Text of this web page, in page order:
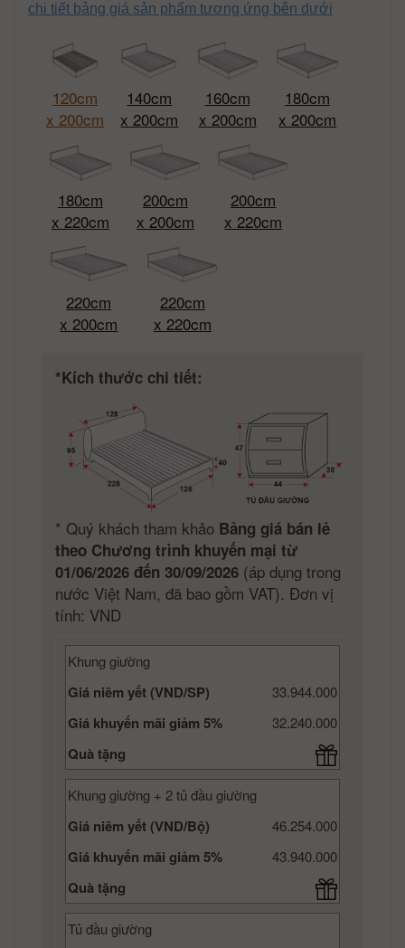
chi tiết bảng giá sản phẩm tương ứng bên dưới
120cm
x 200cm
140cm
x 200cm
160cm
x 200cm
180cm
x 200cm
180cm
x 220cm
200cm
x 200cm
200cm
x 220cm
220cm
x 200cm
220cm
x 220cm
*Kích thước chi tiết:
* Quý khách tham khảo Bảng giá bán lẻ
theo Chương trình khuyến mại từ
01/06/2026 đến 30/09/2026 (áp dụng trong
nước Việt Nam, đã bao gồm VAT). Đơn vị
tính: VND
Khung giường
33.944.000
Giá niêm yết (VND/SP)
32.240.000
Giá khuyến mãi giảm 5%
Quà tặng
Khung giường + 2 tủ đầu giường
46.254.000
Giá niêm yết (VND/Bộ)
43.940.000
Giá khuyến mãi giảm 5%
Quà tặng
Tủ đầu giường